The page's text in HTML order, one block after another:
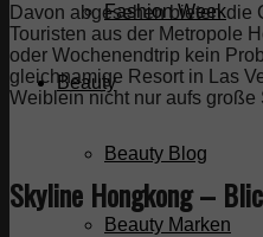
Fashion Week
Beauty
Beauty Blog
Beauty Marken
Davon abgesehen bieten
Touristen aus der Metropole
oder Wochenendtrip kein
gleichnamige Resort in Las
Weibleinnicht nur aufs große
Skyline Hongkong –